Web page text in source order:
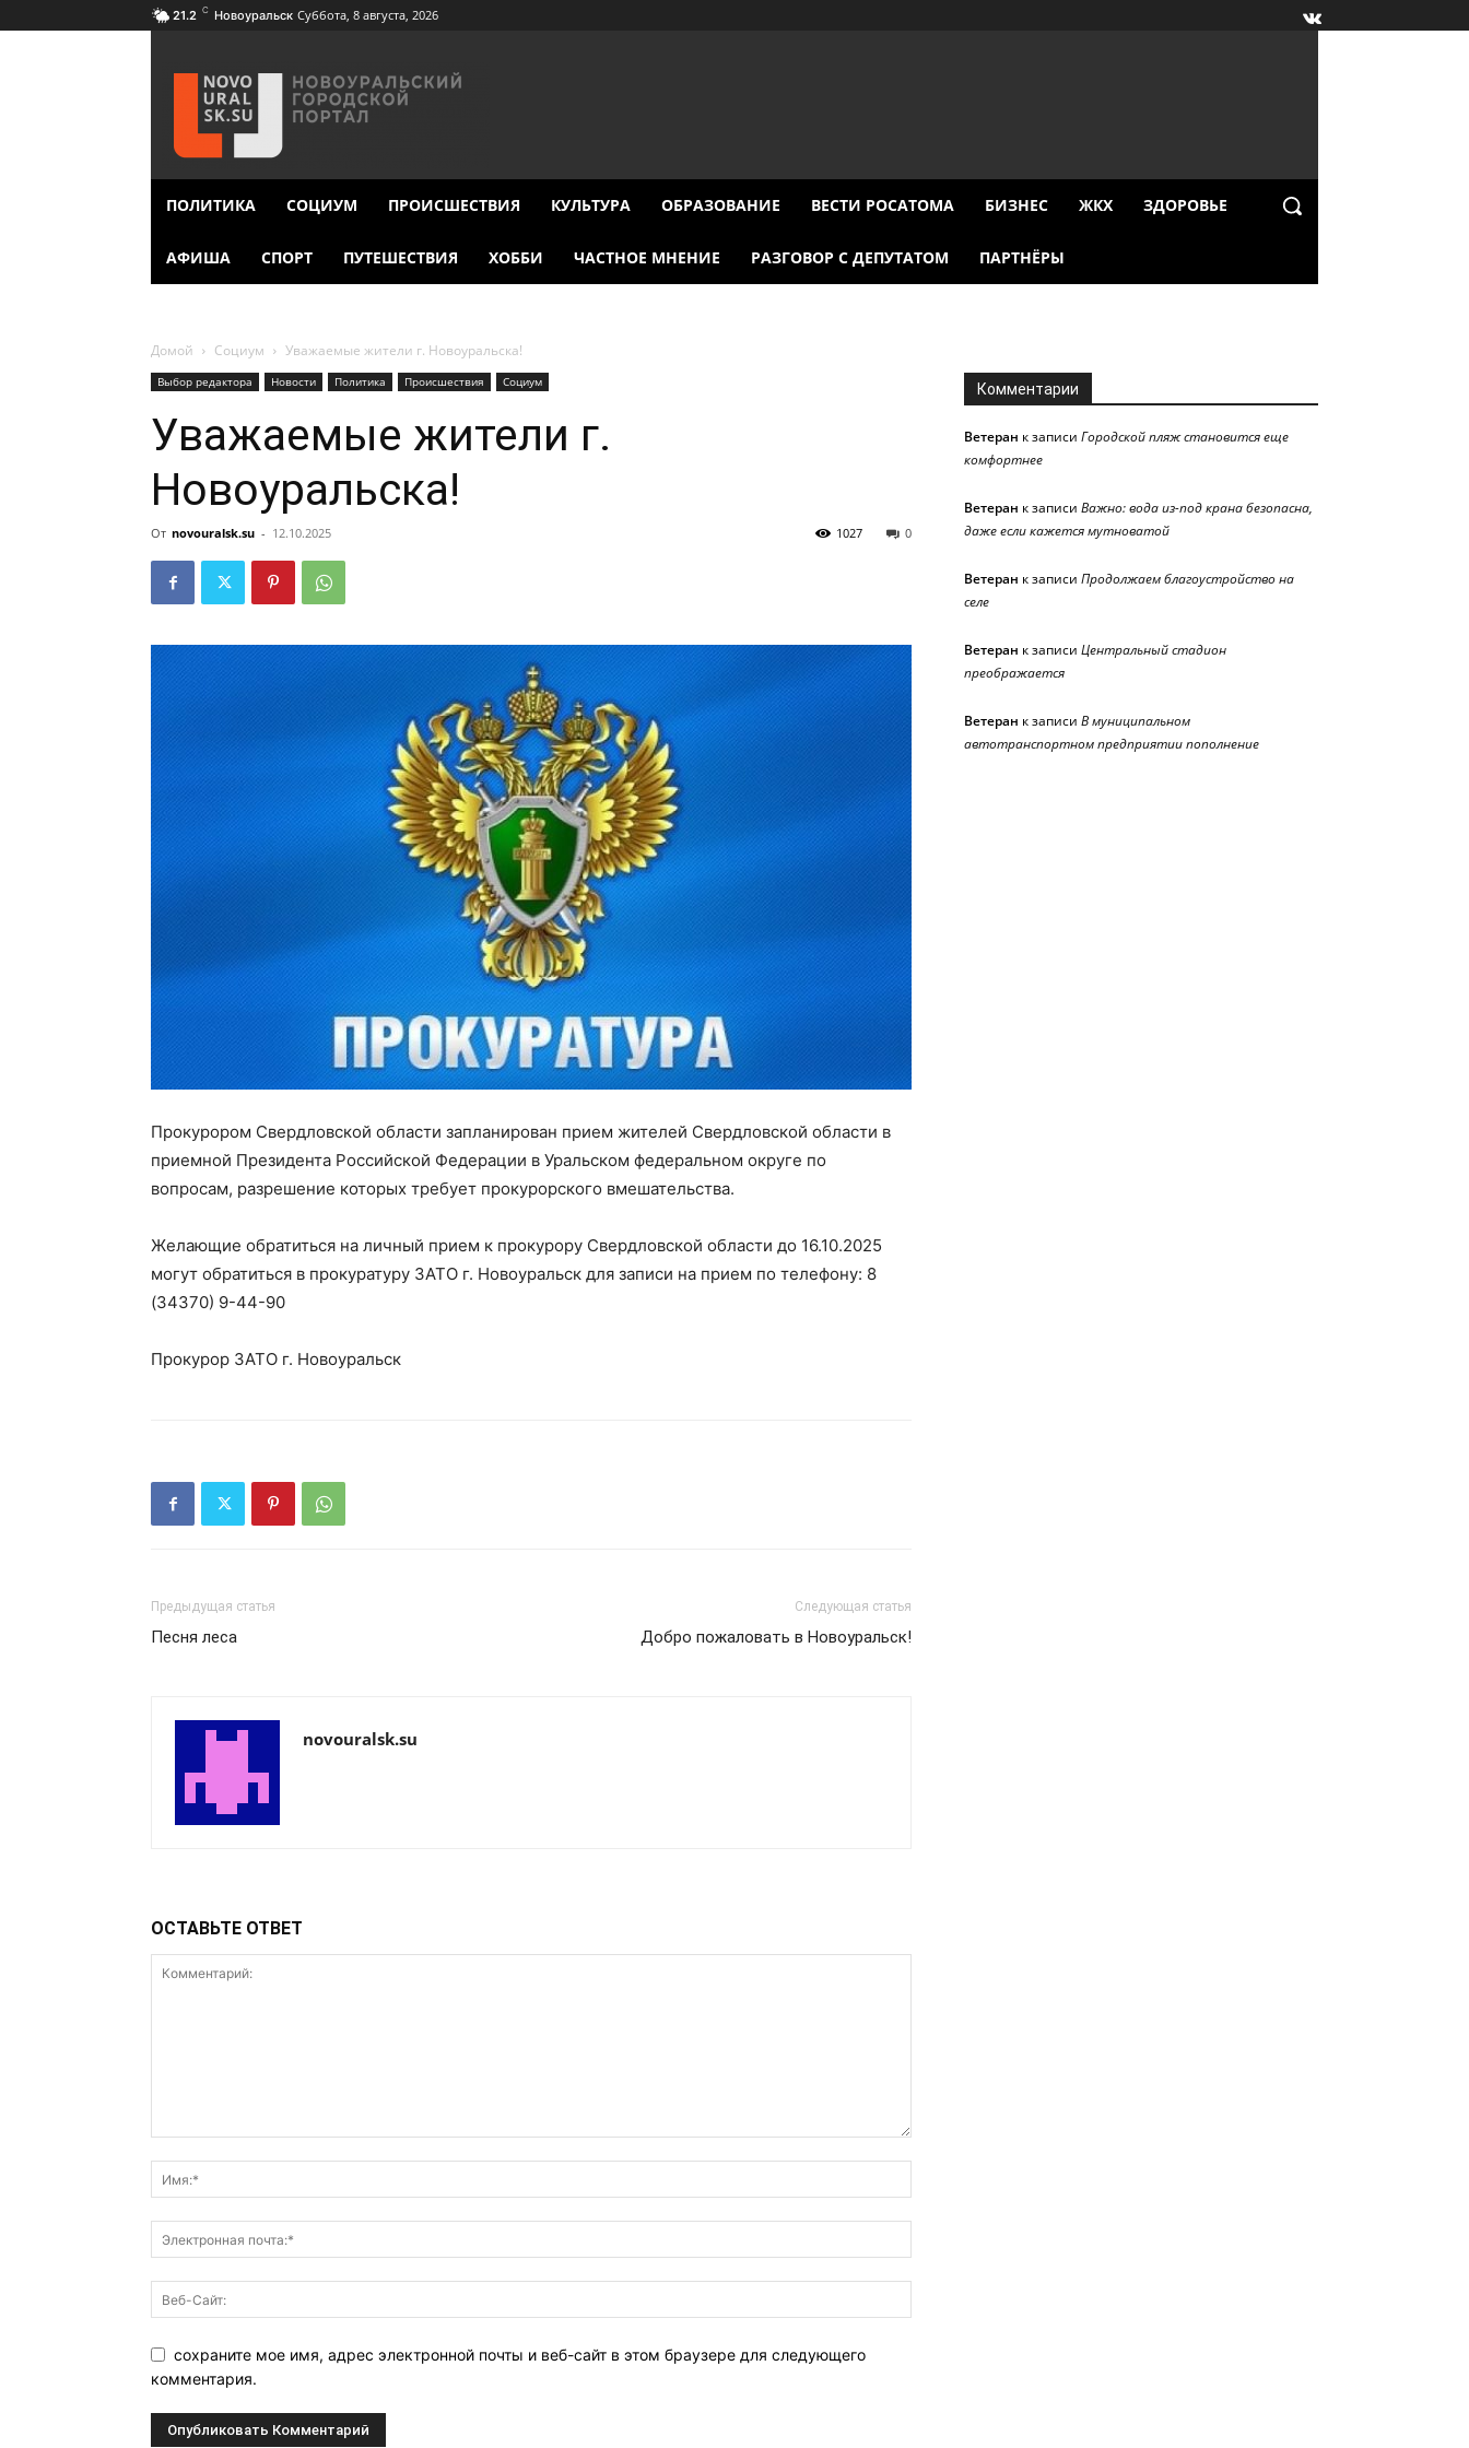
21.2 C Новоуральск Суббота, 8 августа, 2026
ПОЛИТИКА СОЦИУМ ПРОИСШЕСТВИЯ КУЛЬТУРА ОБРАЗОВАНИЕ ВЕСТИ РОСАТОМА БИЗНЕС ЖКХ ЗДОРОВЬЕ
АФИША СПОРТ ПУТЕШЕСТВИЯ ХОББИ ЧАСТНОЕ МНЕНИЕ РАЗГОВОР С ДЕПУТАТОМ ПАРТНЁРЫ
Домой Социум Уважаемые жители г. Новоуральска!
Выбор редактора Новости Политика Происшествия Социум
Уважаемые жители г.
Новоуральска!
От novouralsk.su - 12.10.2025 0
1027
Прокурором Свердловской области запланирован прием жителей Свердловской области в
приемной Президента Российской Федерации в Уральском федеральном округе по
вопросам, разрешение которых требует прокурорского вмешательства.
Желающие обратиться на личный прием к прокурору Свердловской области до 16.10.2025
могут обратиться в прокуратуру ЗАТО г. Новоуральск для записи на прием по телефону: 8
(34370) 9-44-90
Прокурор ЗАТО г. Новоуральск
Предыдущая статья
Песня леса
Следующая статья
Добро пожаловать в Новоуральск!
novouralsk.su
ОСТАВЬТЕ ОТВЕТ
сохраните мое имя, адрес электронной почты и веб-сайт в этом браузере для следующего
комментария.
Комментарии
Ветеран к записи Городской пляж становится еще
комфортнее
Ветеран к записи Важно: вода из-под крана безопасна,
даже если кажется мутноватой
Ветеран к записи Продолжаем благоустройство на
селе
Ветеран к записи Центральный стадион
преображается
Ветеран к записи В муниципальном
автотранспортном предприятии пополнение